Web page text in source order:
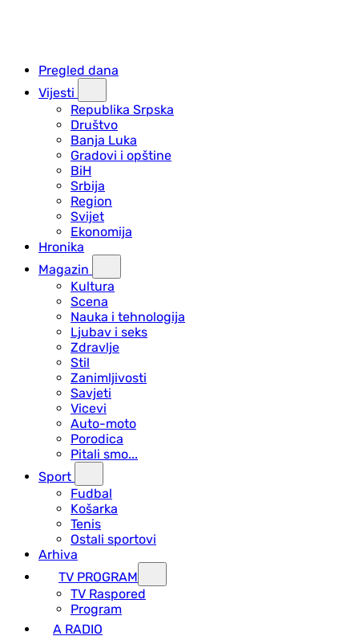
Pregled dana
Vijesti
Republika Srpska
Društvo
Banja Luka
Gradovi i opštine
BiH
Srbija
Region
Svijet
Ekonomija
Hronika
Magazin
Kultura
Scena
Nauka i tehnologija
Ljubav i seks
Zdravlje
Stil
Zanimljivosti
Savjeti
Vicevi
Auto-moto
Porodica
Pitali smo...
Sport
Fudbal
Košarka
Tenis
Ostali sportovi
Arhiva
TV PROGRAM
ТV Raspored
Program
A RADIO